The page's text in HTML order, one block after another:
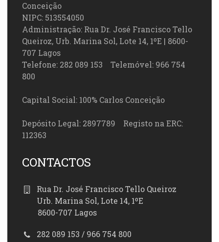
Conceição
NIPC: 513554050
Administração: Rua Dr. José Francisco Tello
Queiroz, Urb. Marina Sol, Lote 14, 1ºE | 8600-
707 Lagos
Telefone: 282 089 153 Telemóvel: 966 754
800
Capital Social: 100% Carlos Conceição
Depósito Legal: 2897789 Registo na ERC:
112363
CONTACTOS
Rua Dr. José Francisco Tello Queiroz
Urb. Marina Sol, Lote 14, 1ºE
8600-707 Lagos
282 089 153 / 966 754 800